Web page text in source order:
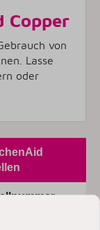
Copper
von
Lasse
oder